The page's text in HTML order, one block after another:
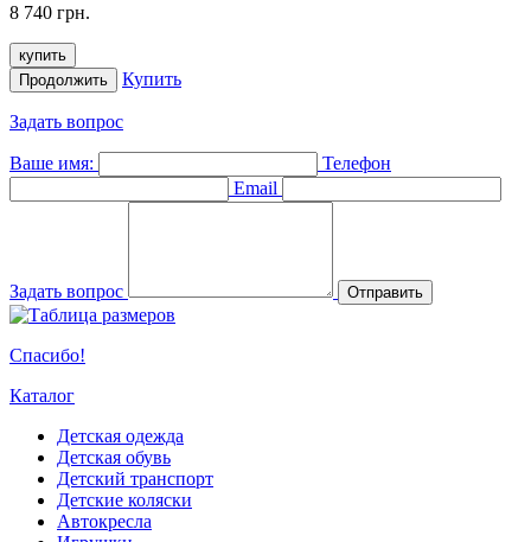
8 740 грн.
купить
Продолжить
Купить
Задать вопрос
Ваше имя:
Телефон
Email
Задать вопрос Отправить
Спасибо!
Каталог
Детская одежда
Детская обувь
Детский транспорт
Детские коляски
Автокресла